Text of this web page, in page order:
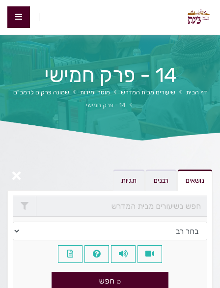
14 - פרק חמישי
דף הבית שיעורים מבית המדרש מוסר ומידות
שמונה פרקים לרמב"ם
14 - פרק חמישי
נושאים רבנים תגיות